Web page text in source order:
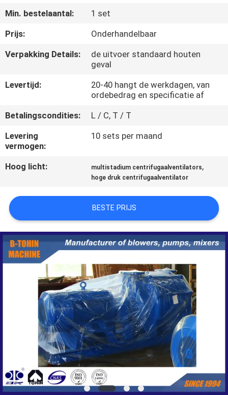
KWALITEITSCONTROLE
CONTACTEER
OM EEN
CITAAT
COMPANY
SITEMAP
PRIVACY
POLICY
Min. bestelaantal:
1 set
Prijs:
Onderhandelbaar
Verpakking Details:
de uitvoer standaard houten
geval
Levertijd:
20-40 hangt de werkdagen, van
ordebedrag en specificatie af
Betalingscondities:
L / C, T / T
Levering
vermogen:
10 sets per maand
Hoog licht: multistadium centrifugaalventilators,
hoge druk centrifugaalventilator
BESTE PRIJS